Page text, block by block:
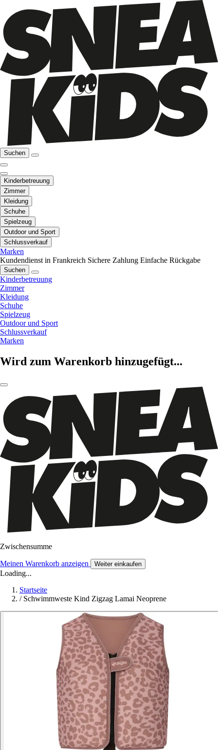
Suchen
Kinderbetreuung
Zimmer
Kleidung
Schuhe
Spielzeug
Outdoor und Sport
Schlussverkauf
Marken
Kundendienst in Frankreich Sichere Zahlung Einfache Rückgabe
Suchen
Kinderbetreuung
Zimmer
Kleidung
Schuhe
Spielzeug
Outdoor und Sport
Schlussverkauf
Marken
Wird zum Warenkorb hinzugefügt...
Zwischensumme
Meinen Warenkorb anzeigen Weiter einkaufen
Loading...
Startseite
/ Schwimmweste Kind Zigzag Lamai Neoprene